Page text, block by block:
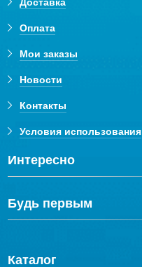
Оплата
Мои заказы
Новости
Контакты
Условия использования
Интересно
Будь первым
Каталог